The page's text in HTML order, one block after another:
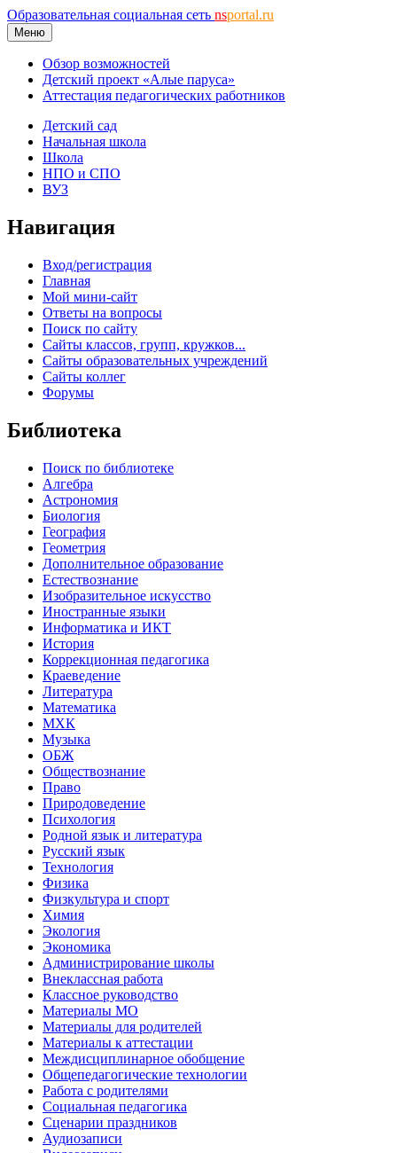
Образовательная социальная сеть nsportal.ru
Меню
Обзор возможностей
Детский проект «Алые паруса»
Аттестация педагогических работников
Детский сад
Начальная школа
Школа
НПО и СПО
ВУЗ
Навигация
Вход/регистрация
Главная
Мой мини-сайт
Ответы на вопросы
Поиск по сайту
Сайты классов, групп, кружков...
Сайты образовательных учреждений
Сайты коллег
Форумы
Библиотека
Поиск по библиотеке
Алгебра
Астрономия
Биология
География
Геометрия
Дополнительное образование
Естествознание
Изобразительное искусство
Иностранные языки
Информатика и ИКТ
История
Коррекционная педагогика
Краеведение
Литература
Математика
МХК
Музыка
ОБЖ
Обществознание
Право
Природоведение
Психология
Родной язык и литература
Русский язык
Технология
Физика
Физкультура и спорт
Химия
Экология
Экономика
Администрирование школы
Внеклассная работа
Классное руководство
Материалы МО
Материалы для родителей
Материалы к аттестации
Междисциплинарное обобщение
Общепедагогические технологии
Работа с родителями
Социальная педагогика
Сценарии праздников
Аудиозаписи